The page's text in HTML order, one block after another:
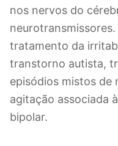
nos nervos do
tratamento da
transtorno autista,
episódios mistos de
agitação associada
bipolar.